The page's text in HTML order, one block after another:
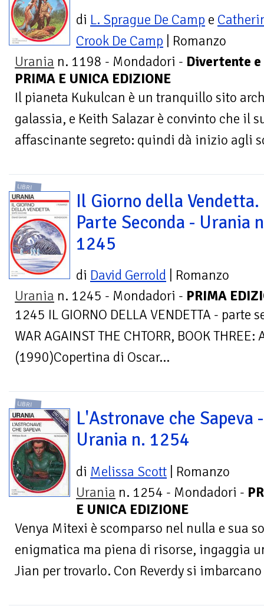
di L. Sprague De Camp e
Crook De Camp | Romanzo
Urania n. 1198 - Mondadori - Divertente e
PRIMA E UNICA EDIZIONE
Il pianeta Kukulcan è un tranquillo sito
galassia, e Keith Salazar è convinto che il
affascinante segreto: quindi dà inizio agli
LIBRI
Il Giorno della Vendetta.
Parte Seconda - Urania
1245
di David Gerrold | Romanzo
Urania n. 1245 - Mondadori - PRIMA
1245 IL GIORNO DELLA VENDETTA -
WAR AGAINST THE CHTORR, BOOK THREE:
(1990)Copertina di Oscar...
LIBRI
L'Astronave che Sapeva -
Urania n. 1254
di Melissa Scott | Romanzo
Urania n. 1254 - Mondadori -
E UNICA EDIZIONE
Venya Mitexi è scomparso nel nulla e sua
enigmatica ma piena di risorse, ingaggia
Jian per trovarlo. Con Reverdy si